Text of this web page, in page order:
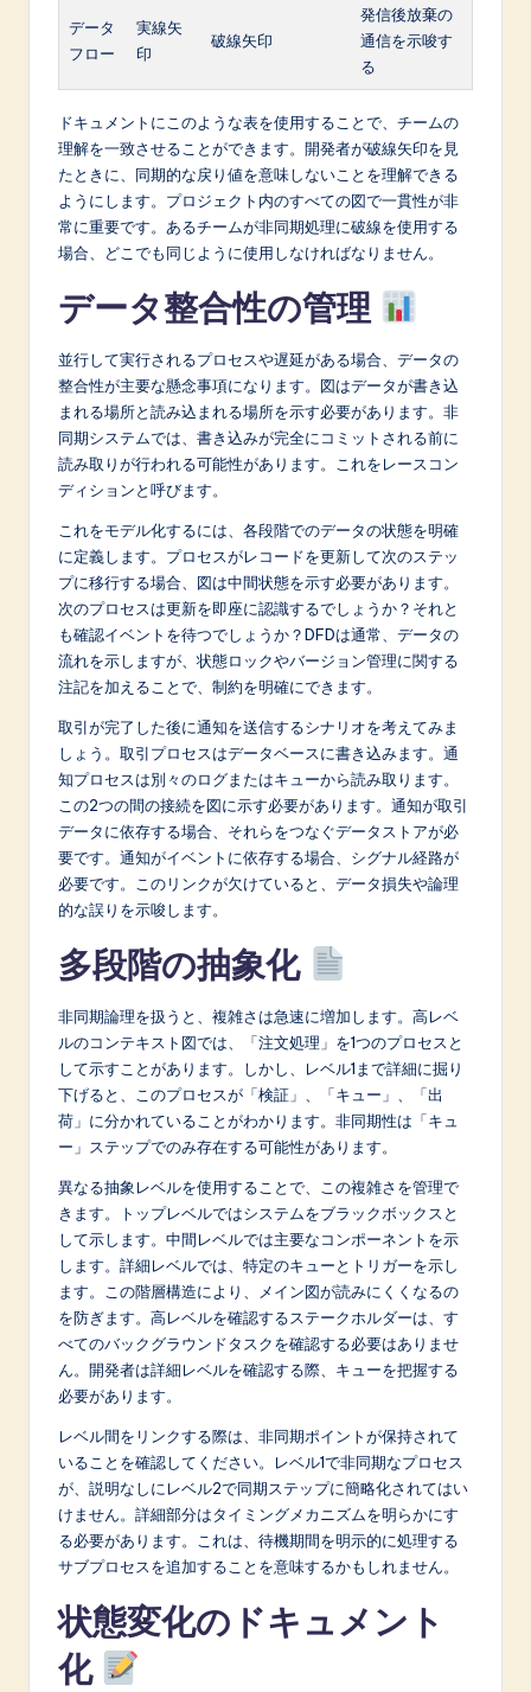
データ
フロー
実線矢
印
破線矢印
発信後放棄の
通信を示唆す
る
ドキュメントにこのような表を使用することで、チームの
理解を一致させることができます。開発者が破線矢印を見
たときに、同期的な戻り値を意味しないことを理解できる
ようにします。プロジェクト内のすべての図で一貫性が非
常に重要です。あるチームが非同期処理に破線を使用する
場合、どこでも同じように使用しなければなりません。
データ整合性の管理
並行して実行されるプロセスや遅延がある場合、データの
整合性が主要な懸念事項になります。図はデータが書き込
まれる場所と読み込まれる場所を示す必要があります。非
同期システムでは、書き込みが完全にコミットされる前に
読み取りが行われる可能性があります。これをレースコン
ディションと呼びます。
これをモデル化するには、各段階でのデータの状態を明確
に定義します。プロセスがレコードを更新して次のステッ
プに移行する場合、図は中間状態を示す必要があります。
次のプロセスは更新を即座に認識するでしょうか？それと
も確認イベントを待つでしょうか？DFDは通常、データの
流れを示しますが、状態ロックやバージョン管理に関する
注記を加えることで、制約を明確にできます。
取引が完了した後に通知を送信するシナリオを考えてみま
しょう。取引プロセスはデータベースに書き込みます。通
知プロセスは別々のログまたはキューから読み取ります。
この2つの間の接続を図に示す必要があります。通知が取引
データに依存する場合、それらをつなぐデータストアが必
要です。通知がイベントに依存する場合、シグナル経路が
必要です。このリンクが欠けていると、データ損失や論理
的な誤りを示唆します。
多段階の抽象化
非同期論理を扱うと、複雑さは急速に増加します。高レベ
ルのコンテキスト図では、「注文処理」を1つのプロセスと
して示すことがあります。しかし、レベル1まで詳細に掘り
下げると、このプロセスが「検証」、「キュー」、「出
荷」に分かれていることがわかります。非同期性は「キュ
ー」ステップでのみ存在する可能性があります。
異なる抽象レベルを使用することで、この複雑さを管理で
きます。トップレベルではシステムをブラックボックスと
して示します。中間レベルでは主要なコンポーネントを示
します。詳細レベルでは、特定のキューとトリガーを示し
ます。この階層構造により、メイン図が読みにくくなるの
を防ぎます。高レベルを確認するステークホルダーは、す
べてのバックグラウンドタスクを確認する必要はありませ
ん。開発者は詳細レベルを確認する際、キューを把握する
必要があります。
レベル間をリンクする際は、非同期ポイントが保持されて
いることを確認してください。レベル1で非同期なプロセス
が、説明なしにレベル2で同期ステップに簡略化されてはい
けません。詳細部分はタイミングメカニズムを明らかにす
る必要があります。これは、待機期間を明示的に処理する
サブプロセスを追加することを意味するかもしれません。
状態変化のドキュメント
化